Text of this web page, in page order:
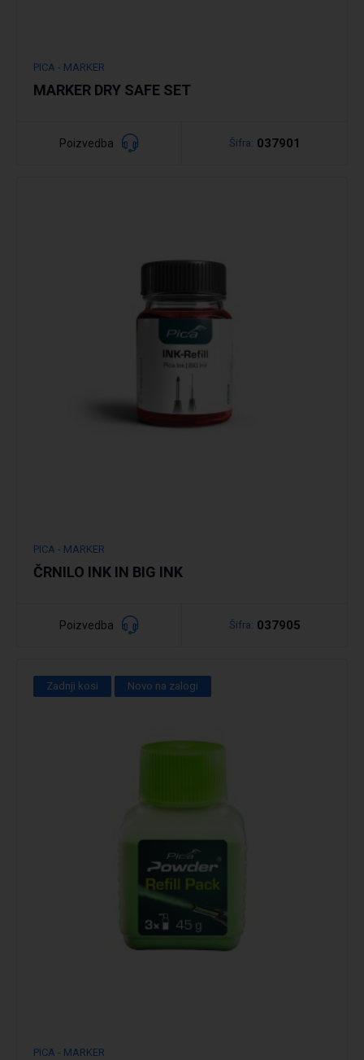
Podrobno
PICA - MARKER
MARKER DRY SAFE SET
Poizvedba Šifra: 037901
PICA - MARKER
ČRNILO INK IN BIG INK
Poizvedba Šifra: 037905
Zadnji kosi Novo na zalogi
PICA - MARKER